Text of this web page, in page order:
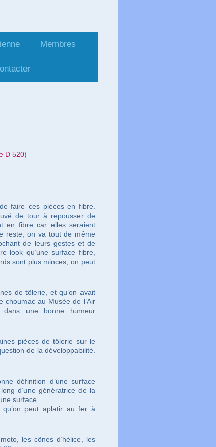
Membres
D 520)
faire ces pièces en fibre.
de tour à repousser de
en fibre car elles seraient
reste, on va tout de même
de leurs gestes et de
look qu’une surface fibre,
sont plus minces, on peut
de tôlerie, et qu’on avait
choumac au Musée de l’Air
une bonne humeur
pièces de tôlerie sur le
de la développabilité.
définition d’une surface
d’une génératrice de la
surface.
peut aplatir au fer à
les cônes d’hélice, les